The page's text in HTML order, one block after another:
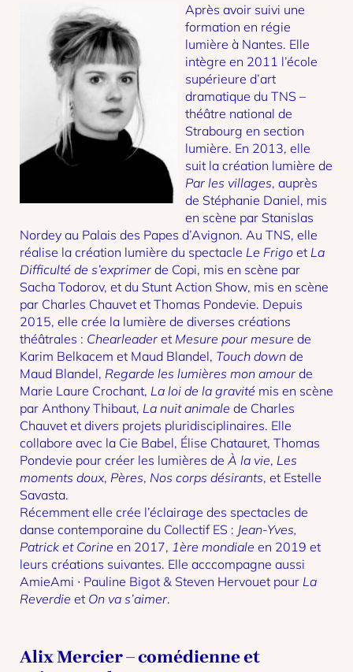
Après avoir suivi une
formation en régie
lumière à Nantes. Elle
intègre en 2011 l’école
supérieure d’art
dramatique du TNS –
théâtre national de
Strabourg en section
lumière. En 2013, elle
suit la création lumière de
Par les villages, auprès
de Stéphanie Daniel, mis
en scène par Stanislas
Nordey au Palais des Papes d’Avignon. Au TNS, elle
réalise la création lumière du spectacle Le Frigo et La
Difficulté de s’exprimer de Copi, mis en scène par
Sacha Todorov, et du Stunt Action Show, mis en scène
par Charles Chauvet et Thomas Pondevie. Depuis
2015, elle crée la lumière de diverses créations
théâtrales : Chearleader et Mesure pour mesure de
Karim Belkacem et Maud Blandel, Touch down de
Maud Blandel, Regarde les lumières mon amour de
Marie Laure Crochant, La loi de la gravité mis en scène
par Anthony Thibaut, La nuit animale de Charles
Chauvet et divers projets pluridisciplinaires. Elle
collabore avec la Cie Babel, Élise Chatauret, Thomas
Pondevie pour créer les lumières de À la vie, Les
moments doux, Pères, Nos corps désirants, et Estelle
Savasta.
Récemment elle crée l’éclairage des spectacles de
danse contemporaine du Collectif ES : Jean-Yves,
Patrick et Corine en 2017, 1ère mondiale en 2019 et
leurs créations suivantes. Elle acccompagne aussi
AmieAmi ∙ Pauline Bigot & Steven Hervouet pour La
Reverdie et On va s’aimer.
Alix Mercier – comédienne et